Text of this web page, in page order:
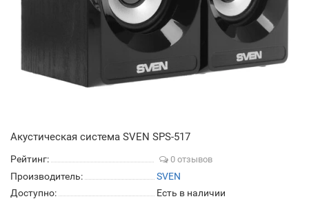
Акустическая система SVEN SPS-517
Рейтинг: 0 отзывов
Производитель:
SVEN
Доступно:
Есть в наличии